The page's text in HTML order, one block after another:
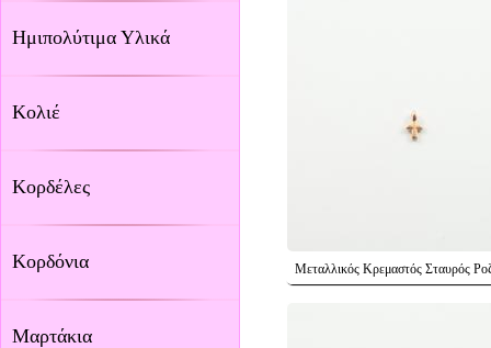
Ημιπολύτιμα Υλικά
Κολιέ
Κορδέλες
Κορδόνια
Μαρτάκια
Μεταλλικός Κρεμαστός Σταυρός